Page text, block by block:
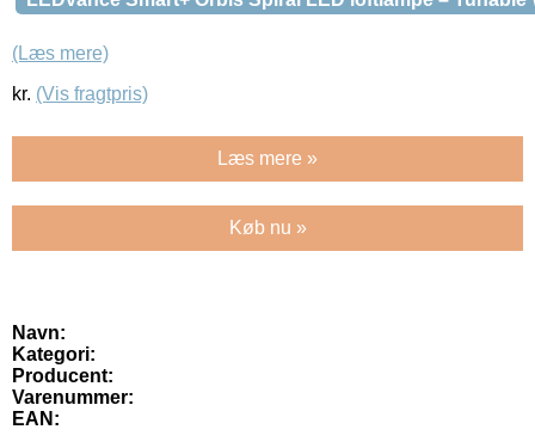
(Læs mere)
kr. (Vis fragtpris)
Læs mere »
Køb nu »
Navn:
Kategori:
Producent:
Varenummer:
EAN: